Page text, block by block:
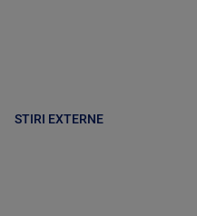
STIRI EXTERNE